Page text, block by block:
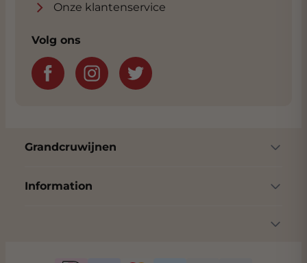
Onze klantenservice
Volg ons
Grandcruwijnen
Information